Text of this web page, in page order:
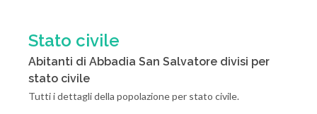
Stato civile
Abitanti di Abbadia San Salvatore divisi per
stato civile
Tutti i dettagli della popolazione per stato civile.